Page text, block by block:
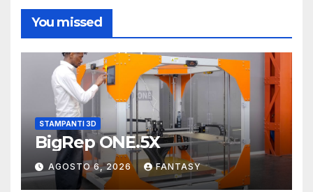
You missed
STAMPANTI 3D
BigRep ONE.5X
AGOSTO 6, 2026 FANTASY